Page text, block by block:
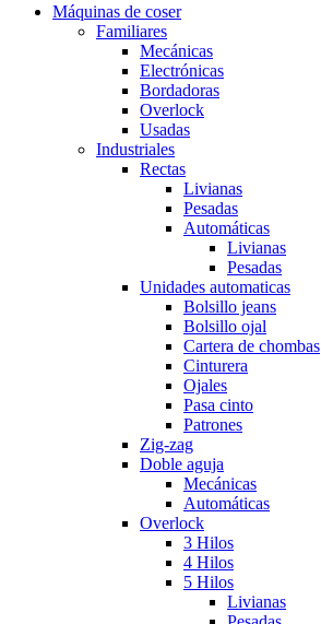
Máquinas de coser
Familiares
Mecánicas
Electrónicas
Bordadoras
Overlock
Usadas
Industriales
Rectas
Livianas
Pesadas
Automáticas
Livianas
Pesadas
Unidades automaticas
Bolsillo jeans
Bolsillo ojal
Cartera de chombas
Cinturera
Ojales
Pasa cinto
Patrones
Zig-zag
Doble aguja
Mecánicas
Automáticas
Overlock
3 Hilos
4 Hilos
5 Hilos
Livianas